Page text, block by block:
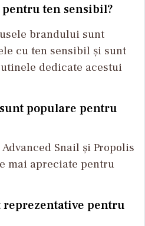
pentru ten sensibil?
brandului sunt
cu ten sensibil și sunt
dedicate acestui
populare pentru
Snail și Propolis
mai apreciate pentru
pentru